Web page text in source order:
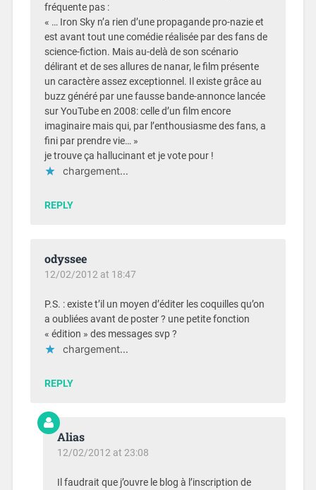
fréquente pas :
« … Iron Sky n’a rien d’une propagande pro-nazie et
est avant tout une comédie réalisée par des fans de
science-fiction. Mais au-delà de son scénario
délirant et de ses allures de nanar, le film présente
un caractère assez exceptionnel. Il existe grâce au
buzz généré par une fausse bande-annonce lancée
sur YouTube en 2008: celle d’un film encore
imaginaire mais qui, par l’enthousiasme des fans, a
fini par prendre vie… »
je trouve ça hallucinant et je vote pour !
chargement…
REPLY
odyssee
12/02/2012 at 18:47
P.S. : existe t’il un moyen d’éditer les coquilles qu’on
a oubliées avant de poster ? une petite fonction
« édition » des messages svp ?
chargement…
REPLY
Alias
12/02/2012 at 23:08
Il faudrait que j’ouvre le blog à l’inscription de